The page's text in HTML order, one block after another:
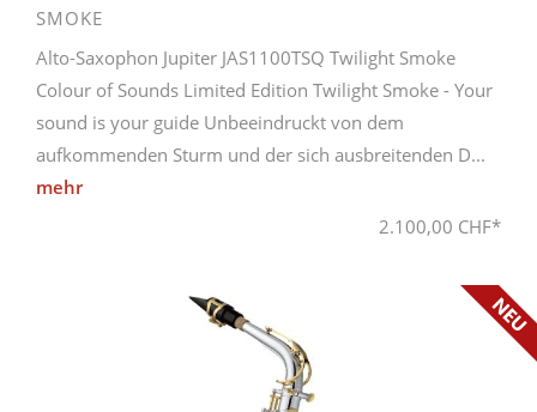
SMOKE
Alto-Saxophon Jupiter JAS1100TSQ Twilight Smoke
Colour of Sounds Limited Edition Twilight Smoke - Your
sound is your guide Unbeeindruckt von dem
aufkommenden Sturm und der sich ausbreitenden D...
mehr
2.100,00 CHF*